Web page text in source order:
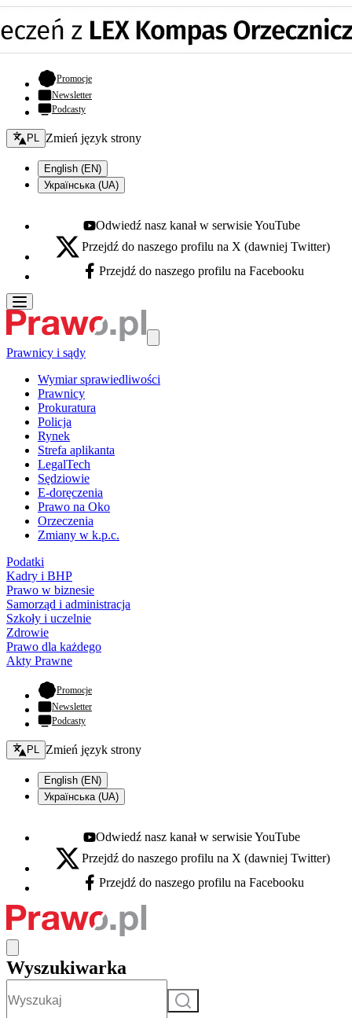
Promocje- otwiera się w nowej karcie
Newsletter
Podcasty
Zmień język - bieżący:
PL Zmień język strony
English (EN)
Українська (UA)
Youtube - otwiera się w nowej karcie
Odwiedź nasz kanał w serwisie YouTube
X - otwiera się w nowej karcie
Przejdź do naszego profilu na X (dawniej Twitter)
Facebook - otwiera się w nowej karcie
Przejdź do naszego profilu na Facebooku
Prawnicy i sądy
Wymiar sprawiedliwości
Prawnicy
Prokuratura
Policja
Rynek
Strefa aplikanta
LegalTech
Sędziowie
E-doręczenia
Prawo na Oko
Orzeczenia
Zmiany w k.p.c.
Podatki
Kadry i BHP
Prawo w biznesie
Samorząd i administracja
Szkoły i uczelnie
Zdrowie
Prawo dla każdego
Akty Prawne
Promocje- otwiera się w nowej karcie
Newsletter
Podcasty
Zmień język - bieżący:
PL Zmień język strony
English (EN)
Українська (UA)
Youtube - otwiera się w nowej karcie
Odwiedź nasz kanał w serwisie YouTube
X - otwiera się w nowej karcie
Przejdź do naszego profilu na X (dawniej Twitter)
Facebook - otwiera się w nowej karcie
Przejdź do naszego profilu na Facebooku
Wyszukiwarka
Szukaj